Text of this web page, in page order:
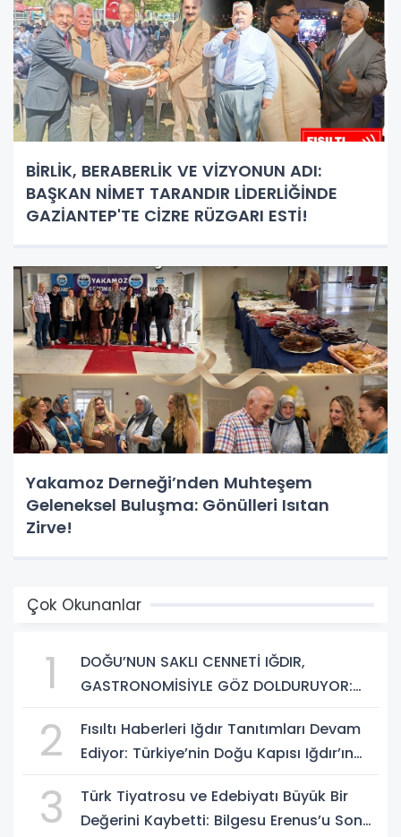
BİRLİK, BERABERLİK VE VİZYONUN ADI:
BAŞKAN NİMET TARANDIR LİDERLİĞİNDE
GAZİANTEP'TE CİZRE RÜZGARI ESTİ!
Yakamoz Derneği’nden Muhteşem
Geleneksel Buluşma: Gönülleri Isıtan
Zirve!
Çok Okunanlar
1
DOĞU’NUN SAKLI CENNETİ IĞDIR,
GASTRONOMİSİYLE GÖZ DOLDURUYOR:
BULUŞMA NOKTASI
2
Fısıltı Haberleri Iğdır Tanıtımları Devam
Ediyor: Türkiye’nin Doğu Kapısı Iğdır’ın
3
Türk Tiyatrosu ve Edebiyatı Büyük Bir
Değerini Kaybetti: Bilgesu Erenus’u Son